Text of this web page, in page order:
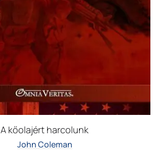
A kőolajért harcolunk
John Coleman